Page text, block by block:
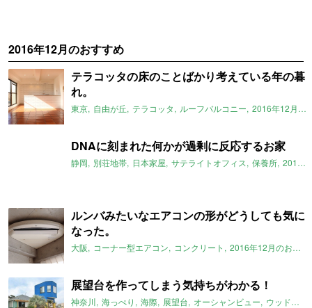
2016年12月のおすすめ
テラコッタの床のことばかり考えている年の暮
れ。
東京 自由が丘 テラコッタ ルーフバルコニー 2016年12月のおすすめ
DNAに刻まれた何かが過剰に反応するお家
静岡 別荘地帯 日本家屋 サテライトオフィス 保養所 2016年12月のおすすめ
ルンバみたいなエアコンの形がどうしても気に
なった。
大阪 コーナー型エアコン コンクリート 2016年12月のおすすめ
展望台を作ってしまう気持ちがわかる！
神奈川 海っぺり 海際 展望台 オーシャンビュー ウッドデッキ